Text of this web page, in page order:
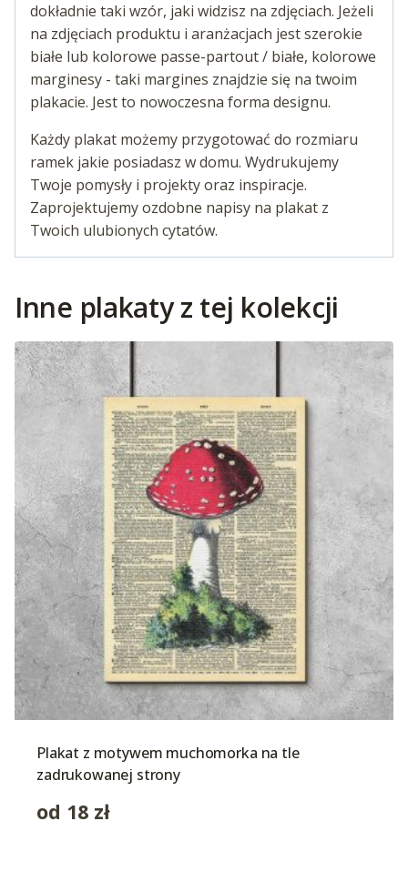
dokładnie taki wzór, jaki widzisz na zdjęciach. Jeżeli
na zdjęciach produktu i aranżacjach jest szerokie
białe lub kolorowe passe-partout / białe, kolorowe
marginesy - taki margines znajdzie się na twoim
plakacie. Jest to nowoczesna forma designu.
Każdy plakat możemy przygotować do rozmiaru
ramek jakie posiadasz w domu. Wydrukujemy
Twoje pomysły i projekty oraz inspiracje.
Zaprojektujemy ozdobne napisy na plakat z
Twoich ulubionych cytatów.
Inne plakaty z tej kolekcji
Plakat z motywem muchomorka na tle
zadrukowanej strony
od 18 zł